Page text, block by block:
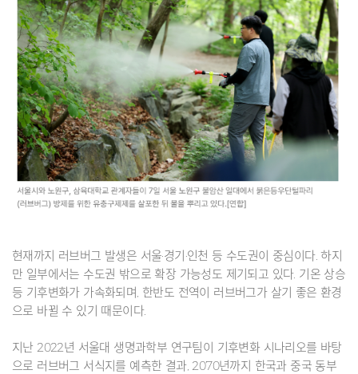
현재까지 러브버그 발생은 서울·경기·인천 등 수도권이 중심이다. 하지
만 일부에서는 수도권 밖으로 확장 가능성도 제기되고 있다. 기온 상승
등 기후변화가 가속화되며, 한반도 전역이 러브버그가 살기 좋은 환경
으로 바뀔 수 있기 때문이다.
지난 2022년 서울대 생명과학부 연구팀이 기후변화 시나리오를 바탕
으로 러브버그 서식지를 예측한 결과, 2070년까지 한국과 중국 동부